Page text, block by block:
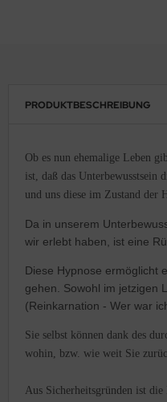
PRODUKTBESCHREIBUNG
Ob es nun ehemalige Leben
ist, daß das Unterbewusstsein
und uns diese im Zustand der
Da in unserem
wir erlebt haben, ist eine
Diese Hypnose ermöglicht
gehen. Sowohl im jetzigen
(Reinkarnation - Wer war
Sie selbst können dank des
wohin, bzw. wie weit Sie
Aus Sicherheitsgründen ist